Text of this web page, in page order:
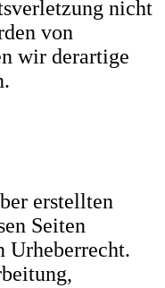
nicht
von
wir derartige
erstellten
Seiten
Urheberrecht.